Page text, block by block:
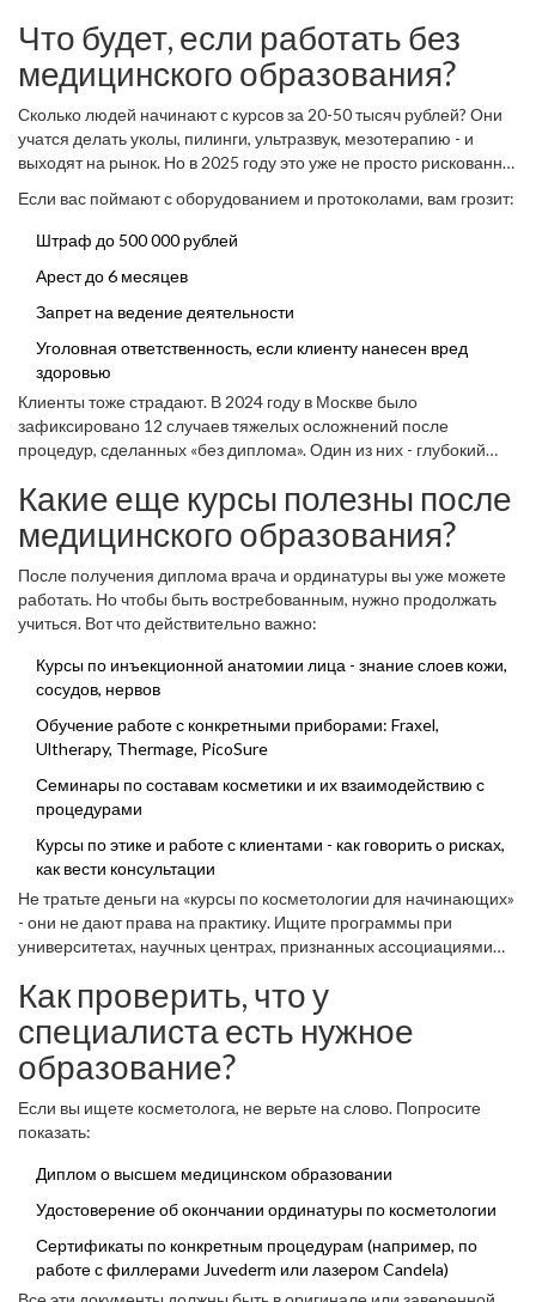
Что будет, если работать без
медицинского образования?
Сколько людей начинают с курсов за 20-50 тысяч рублей? Они
учатся делать уколы, пилинги, ультразвук, мезотерапию - и
выходят на рынок. Но в 2025 году это уже не просто рискованно
Если вас поймают с оборудованием и протоколами, вам грозит:
Штраф до 500 000 рублей
Арест до 6 месяцев
Запрет на ведение деятельности
Уголовная ответственность, если клиенту нанесен вред
здоровью
Клиенты тоже страдают. В 2024 году в Москве было
зафиксировано 12 случаев тяжелых осложнений после
процедур, сделанных «без диплома». Один из них - глубокий
последствия отсутствия базовых знаний.
Какие еще курсы полезны после
медицинского образования?
После получения диплома врача и ординатуры вы уже можете
работать. Но чтобы быть востребованным, нужно продолжать
учиться. Вот что действительно важно:
Курсы по инъекционной анатомии лица - знание слоев кожи,
сосудов, нервов
Обучение работе с конкретными приборами: Fraxel,
Ultherapy, Thermage, PicoSure
Семинары по составам косметики и их взаимодействию с
процедурами
Курсы по этике и работе с клиентами - как говорить о рисках,
как вести консультации
Не тратьте деньги на «курсы по косметологии для начинающих»
- они не дают права на практику. Ищите программы при
университетах, научных центрах, признанных ассоциациями
исследовательском медицинском университете (РНИМУ) или
Институте дерматологии и косметологии.
Как проверить, что у
специалиста есть нужное
образование?
Если вы ищете косметолога, не верьте на слово. Попросите
показать:
Диплом о высшем медицинском образовании
Удостоверение об окончании ординатуры по косметологии
Сертификаты по конкретным процедурам (например, по
работе с филлерами Juvederm или лазером Candela)